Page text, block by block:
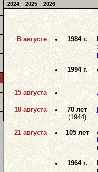
2024 2025 2026
В августе • 1984 г.
• 1994 г.
15 августа •
18 августа •
70 лет
(1944)
21 августа • 105 лет
• 1964 г.